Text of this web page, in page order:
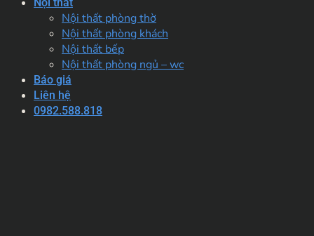
Nội thất phòng thờ
Nội thất phòng khách
Nội thất bếp
Nội thất phòng ngủ – wc
Báo giá
Liên hệ
0982.588.818